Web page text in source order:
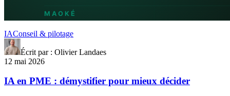
IAConseil & pilotage
Écrit par : Olivier Landaes
12 mai 2026
IA en PME : démystifier pour mieux décider